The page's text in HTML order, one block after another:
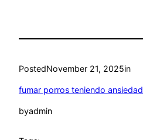
PostedNovember 21, 2025in
fumar porros teniendo ansiedad
byadmin